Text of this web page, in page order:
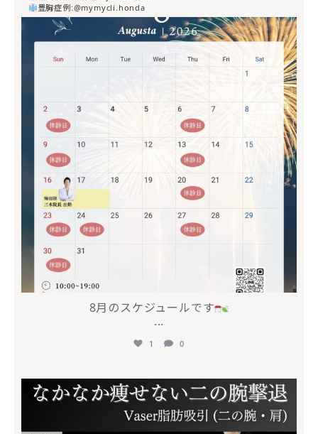
豊胸症例:@mymycli.honda
mycli.ebisu
7月 20
8月のスケジュールです
...
1 0
mycli.ebisu
7月 18